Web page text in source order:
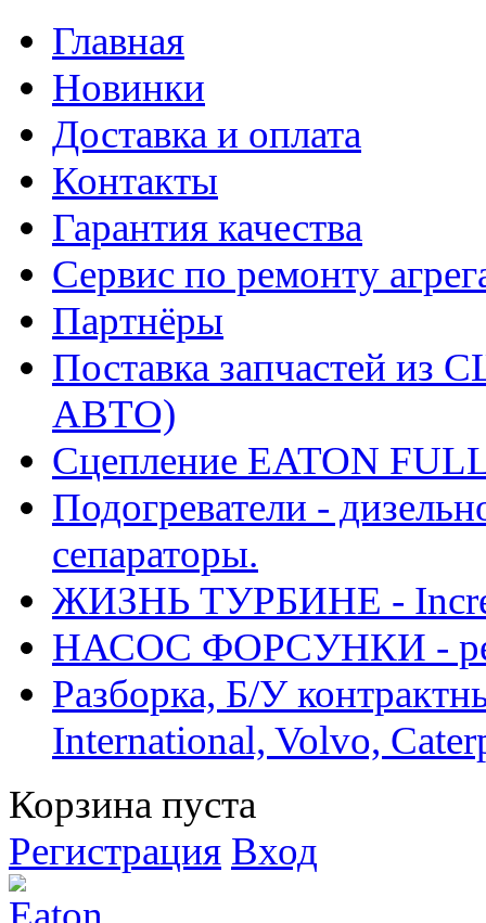
Главная
Новинки
Доставка и оплата
Контакты
Гарантия качества
Сервис по ремонту
Партнёры
Поставка запчастей
АВТО)
Сцепление EATON
Подогреватели -
сепараторы.
ЖИЗНЬ ТУРБИНЕ -
НАСОС ФОРСУНКИ -
Разборка, Б/У
International, Volvo,
Корзина пуста
Регистрация Вход